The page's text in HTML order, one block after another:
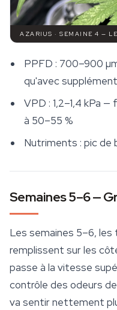
AZARIUS · SEMAINE 4 —
PPFD : 700–900
qu'avec
VPD : 1,2–1,4 kPa
à 50–55 %
Nutriments : pic de
Semaines 5–6 —
Les semaines 5–6,
remplissent sur les
passe à la vitesse
contrôle des odeurs
va sentir nettement